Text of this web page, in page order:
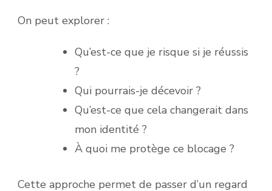
On peut explorer :
Qu’est-ce que je risque si je réussis
?
Qui pourrais-je décevoir ?
Qu’est-ce que cela changerait dans
mon identité ?
À quoi me protège ce blocage ?
Cette approche permet de passer d’un regard